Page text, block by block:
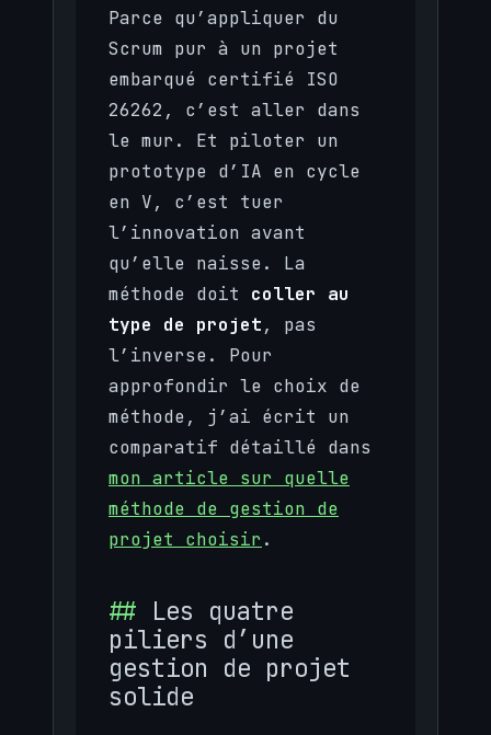
Parce qu’appliquer du
Scrum pur à un projet
embarqué certifié ISO
26262, c’est aller dans
le mur. Et piloter un
prototype d’IA en cycle
en V, c’est tuer
l’innovation avant
qu’elle naisse. La
méthode doit coller au
type de projet, pas
l’inverse. Pour
approfondir le choix de
méthode, j’ai écrit un
comparatif détaillé dans
mon article sur quelle
méthode de gestion de
projet choisir .
Les quatre
piliers d’une
gestion de projet
solide